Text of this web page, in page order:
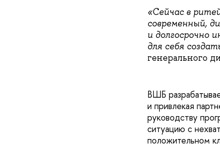
«Сейчас в
современный,
и долгосрочно
для себя
генерального
ВШБ
и привлекая
руководству
ситуацию с
положительном